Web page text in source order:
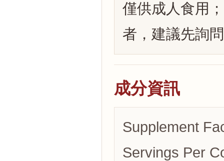
僅供成人食用
者，建議先詢
成分資訊
Supplement
Servings Per